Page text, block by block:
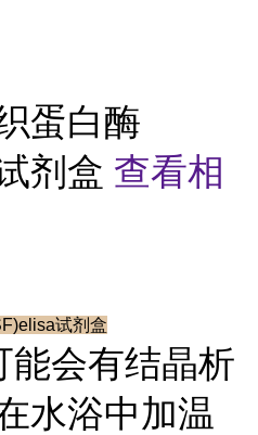
蛋白酶
剂盒 查看相
试剂盒
能会有结晶析
水浴中加温